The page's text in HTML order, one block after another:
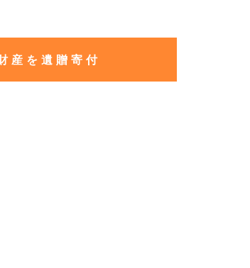
産を遺贈寄付